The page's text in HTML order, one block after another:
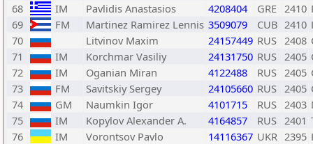
68
IM Pavlidis Anastasios 4208404 GRE 2410
69
FM Martinez Ramirez Lennis 3509079 CUB 2410
70
Litvinov Maxim 24157449 RUS 2408
71
IM Korchmar Vasiliy 24131750 RUS 2405
72
IM Oganian Miran 4122488 RUS 2405
73
FM Savitskiy Sergey 24105660 RUS 2405
74
GM Naumkin Igor 4101715 RUS 2403
75
IM Kopylov Alexander A. 4164857 RUS 2401
76
IM Vorontsov Pavlo 14116367 UKR 2395